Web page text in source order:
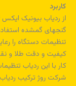
کاربرد
گنجهای گمشده
تنظیمات دستگاه را
کیفیت و دقت طلا و
کار با این ردیاب
شرکت روژ ترکیب